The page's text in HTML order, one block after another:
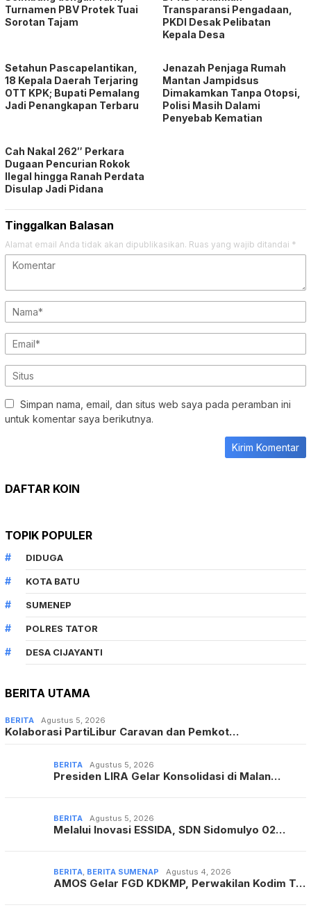
Turnamen PBV Protek Tuai
Sorotan Tajam
Transparansi Pengadaan,
PKDI Desak Pelibatan
Kepala Desa
Setahun Pascapelantikan,
18 Kepala Daerah Terjaring
OTT KPK; Bupati Pemalang
Jadi Penangkapan Terbaru
Jenazah Penjaga Rumah
Mantan Jampidsus
Dimakamkan Tanpa Otopsi,
Polisi Masih Dalami
Penyebab Kematian
Cah Nakal 262″ Perkara
Dugaan Pencurian Rokok
Ilegal hingga Ranah Perdata
Disulap Jadi Pidana
Tinggalkan Balasan
Alamat email Anda tidak akan dipublikasikan. Ruas yang wajib ditandai *
Simpan nama, email, dan situs web saya pada peramban ini
untuk komentar saya berikutnya.
DAFTAR KOIN
TOPIK POPULER
DIDUGA
KOTA BATU
SUMENEP
POLRES TATOR
DESA CIJAYANTI
BERITA UTAMA
BERITA Agustus 5, 2026
Kolaborasi PartiLibur Caravan dan Pemkot…
BERITA Agustus 5, 2026
Presiden LIRA Gelar Konsolidasi di Malan…
BERITA Agustus 5, 2026
Melalui Inovasi ESSIDA, SDN Sidomulyo 02…
BERITA BERITA SUMENAP Agustus 4, 2026
AMOS Gelar FGD KDKMP, Perwakilan Kodim T…